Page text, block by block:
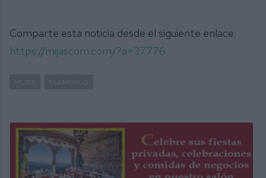
Comparte esta noticia desde el siguiente enlace:
https://mijascom.com/?a=37776